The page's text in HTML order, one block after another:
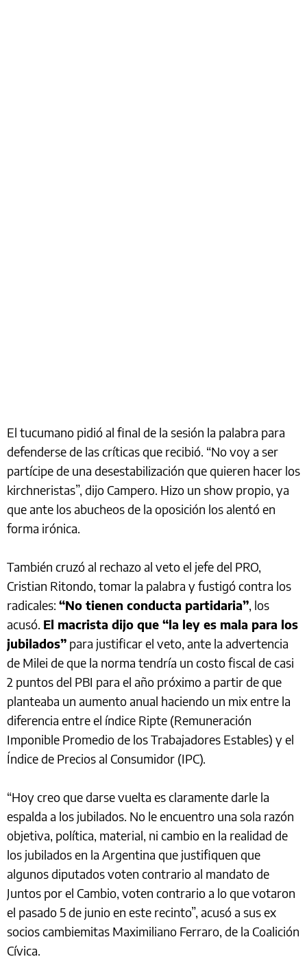
El tucumano pidió al final de la sesión la palabra para
defenderse de las críticas que recibió. “No voy a ser
partícipe de una desestabilización que quieren hacer los
kirchneristas”, dijo Campero. Hizo un show propio, ya
que ante los abucheos de la oposición los alentó en
forma irónica.
También cruzó al rechazo al veto el jefe del PRO,
Cristian Ritondo, tomar la palabra y fustigó contra los
radicales: “No tienen conducta partidaria”, los
acusó. El macrista dijo que “la ley es mala para los
jubilados” para justificar el veto, ante la advertencia
de Milei de que la norma tendría un costo fiscal de casi
2 puntos del PBI para el año próximo a partir de que
planteaba un aumento anual haciendo un mix entre la
diferencia entre el índice Ripte (Remuneración
Imponible Promedio de los Trabajadores Estables) y el
Índice de Precios al Consumidor (IPC).
“Hoy creo que darse vuelta es claramente darle la
espalda a los jubilados. No le encuentro una sola razón
objetiva, política, material, ni cambio en la realidad de
los jubilados en la Argentina que justifiquen que
algunos diputados voten contrario al mandato de
Juntos por el Cambio, voten contrario a lo que votaron
el pasado 5 de junio en este recinto”, acusó a sus ex
socios cambiemitas Maximiliano Ferraro, de la Coalición
Cívica.